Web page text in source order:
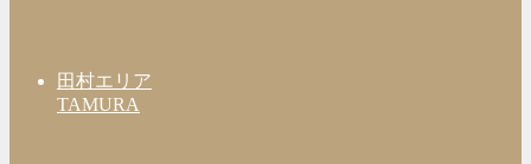
田村エリア
TAMURA